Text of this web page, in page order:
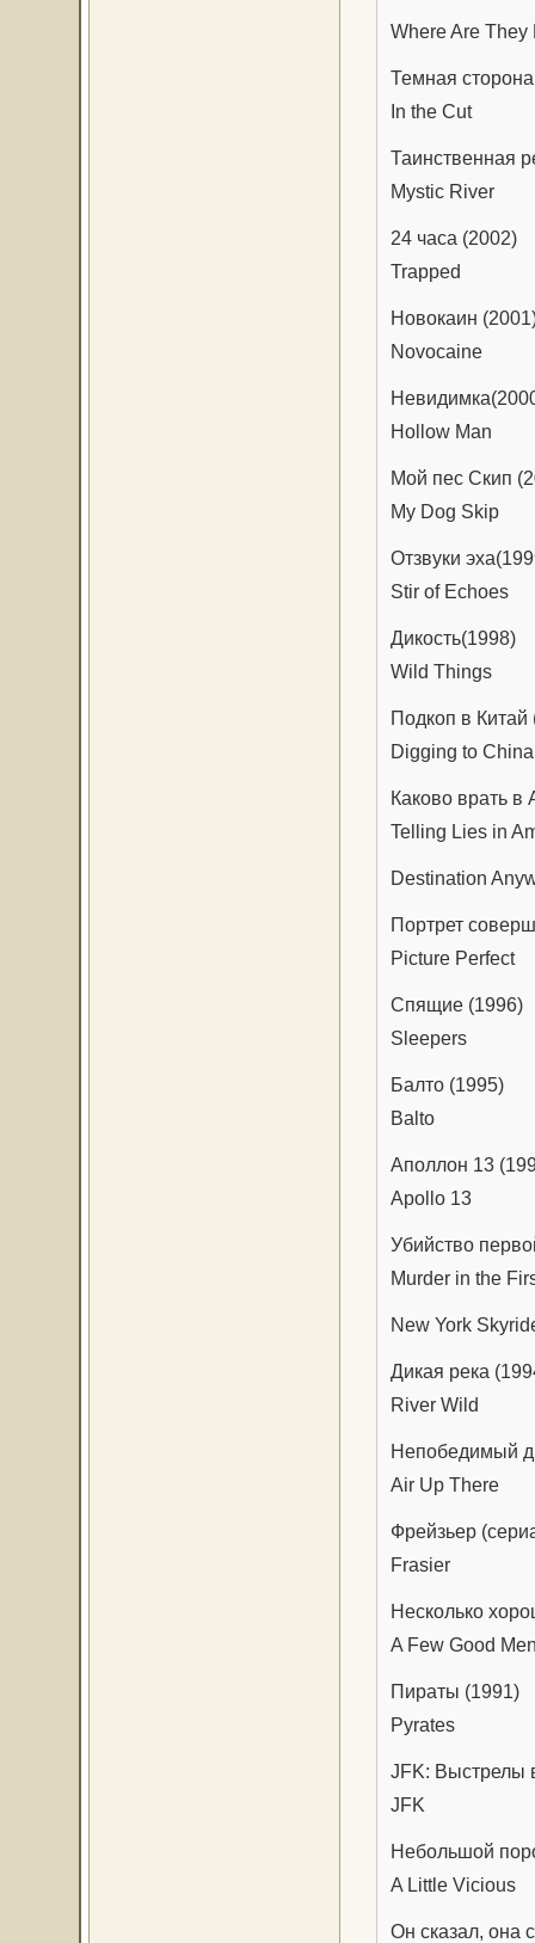
Where Are
Темная
In the Cut
Таинственная
Mystic River
24 часа (2002)
Trapped
Новокаин
Novocaine
Hollow Man
Мой пес Скип
My Dog Skip
Отзвуки
Stir of Echoes
Дикость(1998)
Wild Things
Подкоп в Китай
Digging to China
Каково врать в
Telling Lies in
Destination
Портрет
Picture Perfect
Спящие (1996)
Sleepers
Балто (1995)
Balto
Аполлон 13
Apollo 13
Убийство
Murder in the
New York
Дикая река
River Wild
Непобедимый
Air Up There
Фрейзьер
Frasier
Несколько
A Few Good
Пираты (1991)
Pyrates
JFK: Выстрелы
JFK
Небольшой
A Little Vicious
Он сказал, она